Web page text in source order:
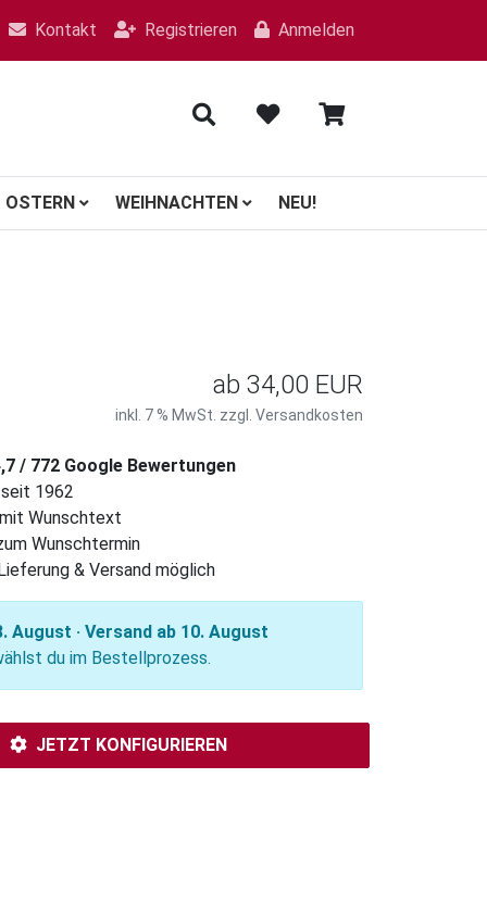
Kontakt Registrieren Anmelden
OSTERN WEIHNACHTEN NEU!
ab 34,00 EUR
inkl. 7 % MwSt. zzgl. Versandkosten
/ 772 Google Bewertungen
1962
Wunschtext
Wunschtermin
& Versand möglich
August · Versand ab 10. August
du im Bestellprozess.
JETZT KONFIGURIEREN